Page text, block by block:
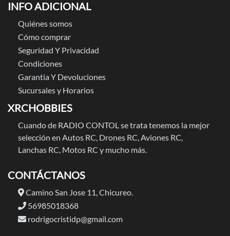
INFO ADICIONAL
Quiénes somos
Cómo comprar
Seguridad Y Privacidad
Condiciones
Garantia Y Devoluciones
Sucursales y Horarios
XRCHOBBIES
Cuando de RADIO CONTOL se trata tenemos la mejor
selección en Autos RC, Drones RC, Aviones RC,
Lanchas RC, Motos RC y mucho más.
CONTÁCTANOS
Camino San Jose 11, Chicureo.
56985018368
rodrigocristidp@gmail.com